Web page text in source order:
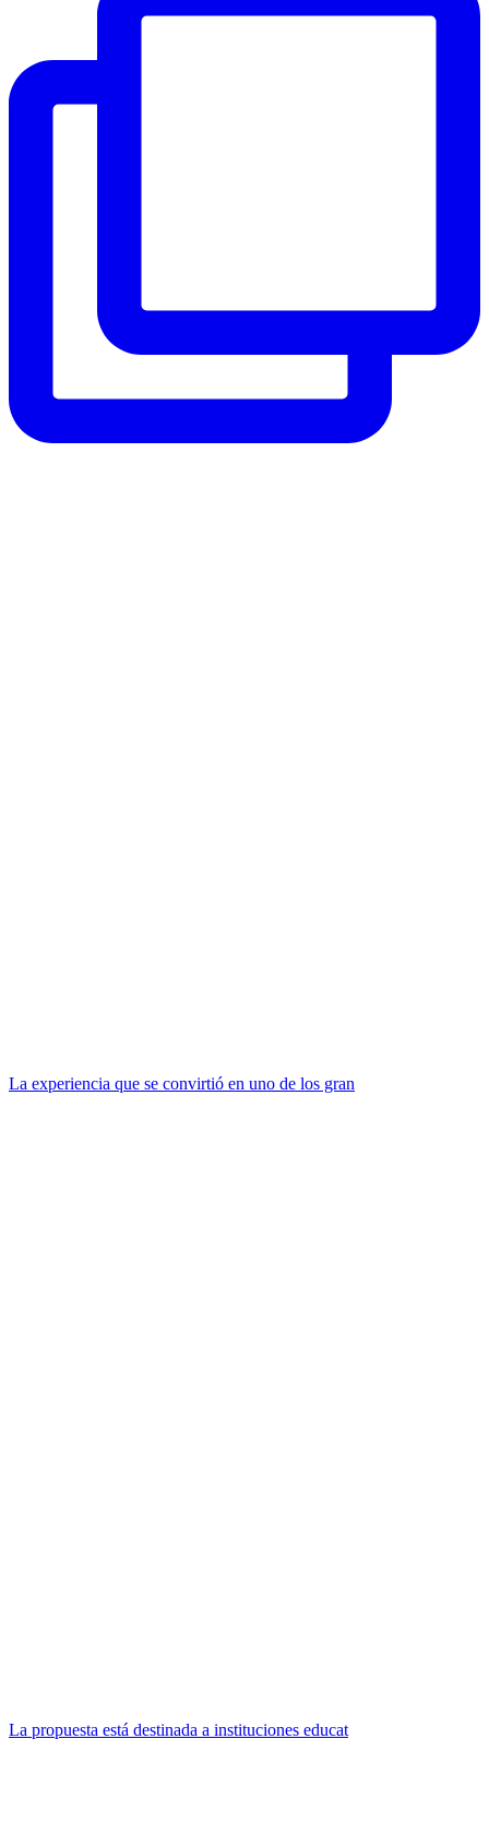
La experiencia que se convirtió en uno de los gran
La propuesta está destinada a instituciones educat